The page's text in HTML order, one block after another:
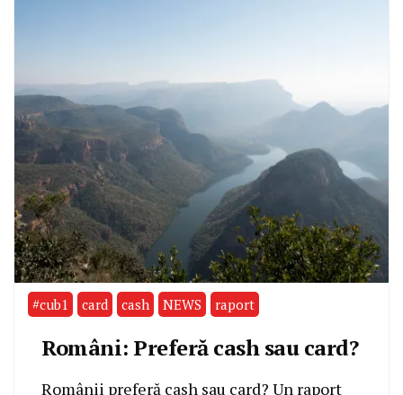
#cub1 card cash NEWS raport
Români: Preferă cash sau card?
Românii preferă cash sau card? Un raport